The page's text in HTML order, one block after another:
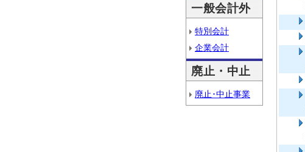
一般会計外
特別会計
企業会計
廃止・中止
廃止･中止事業